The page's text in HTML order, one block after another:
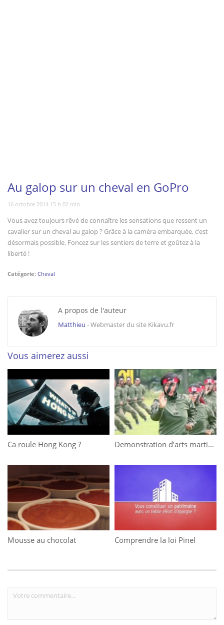
Au galop sur un cheval en GoPro
16 octobre 2014 15 h 02 min
Vous avez toujours rêvé de connaître les sensations que ressent un
cavalier sur un cheval au galop ? Grâce à la caméra embarquée, c’est
désormais possible. Foncez sur les sentiers de terre et goûtez à la
liberté !
Catégorie: Cheval
A propos de l'auteur
Matthieu - Webmaster du site Kikavu.fr
Vous aimerez aussi
Ca roule Hong Kong ? Demonstration d’arts martiaux en Corée du Nord
Mousse au chocolat Comprendre la loi Pinel